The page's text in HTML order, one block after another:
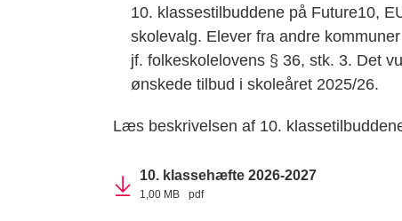
10. klassestilbuddene på Future10,
skolevalg. Elever fra andre
jf. folkeskolelovens § 36, stk. 3. Det
ønskede tilbud i skoleåret 2025/26.
Læs beskrivelsen af 10.
10. klassehæfte 2026-2027
1,00 MB pdf